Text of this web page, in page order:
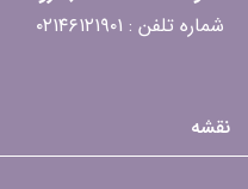
شماره تلفن : ۰۲۱۴۶۱۲۱۹۰۱
نقشه